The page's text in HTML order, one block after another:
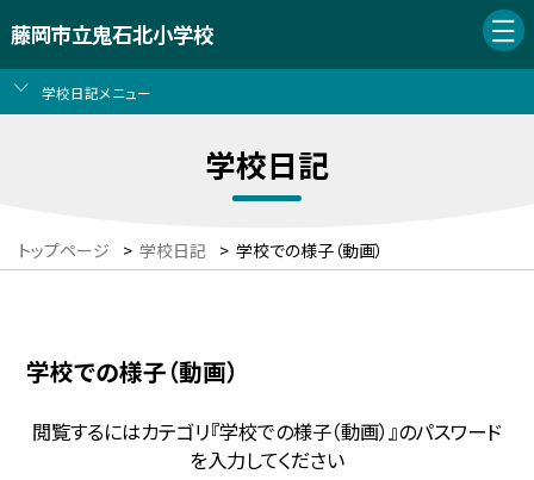
藤岡市立鬼石北小学校
学校日記メニュー
学校日記
トップページ > 学校日記 > 学校での様子（動画）
学校での様子（動画）
閲覧するにはカテゴリ『学校での様子（動画）』のパスワード
を入力してください